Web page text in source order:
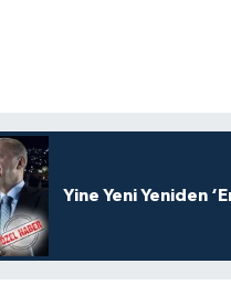
Yine Yeni Yeniden